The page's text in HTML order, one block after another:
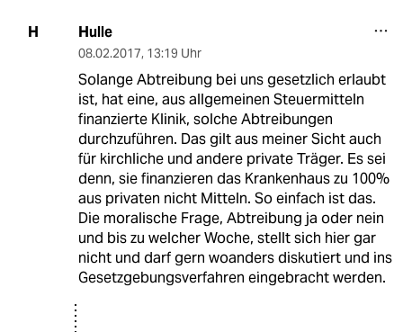
H Hulle
08.02.2017, 13:19 Uhr
Solange Abtreibung bei uns gesetzlich erlaubt
ist, hat eine, aus allgemeinen Steuermitteln
finanzierte Klinik, solche Abtreibungen
durchzuführen. Das gilt aus meiner Sicht auch
für kirchliche und andere private Träger. Es sei
denn, sie finanzieren das Krankenhaus zu 100%
aus privaten nicht Mitteln. So einfach ist das.
Die moralische Frage, Abtreibung ja oder nein
und bis zu welcher Woche, stellt sich hier gar
nicht und darf gern woanders diskutiert und ins
Gesetzgebungsverfahren eingebracht werden.